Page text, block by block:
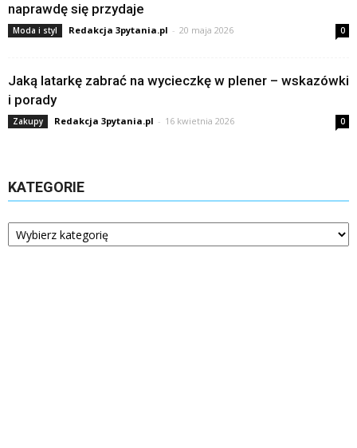
naprawdę się przydaje
Moda i styl Redakcja 3pytania.pl - 20 maja 2026 0
Jaką latarkę zabrać na wycieczkę w plener – wskazówki
i porady
Zakupy Redakcja 3pytania.pl - 16 kwietnia 2026 0
KATEGORIE
Kategorie